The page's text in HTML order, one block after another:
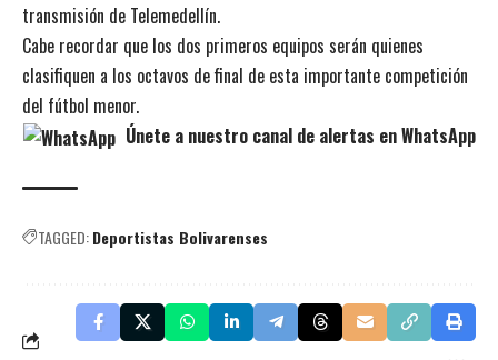
transmisión de Telemedellín.
Cabe recordar que los dos primeros equipos serán quienes
clasifiquen a los octavos de final de esta importante competición
del fútbol menor.
Únete a nuestro canal de alertas en WhatsApp
TAGGED:Deportistas Bolivarenses